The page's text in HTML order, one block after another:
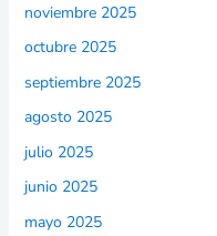
noviembre 2025
octubre 2025
septiembre 2025
agosto 2025
julio 2025
junio 2025
mayo 2025